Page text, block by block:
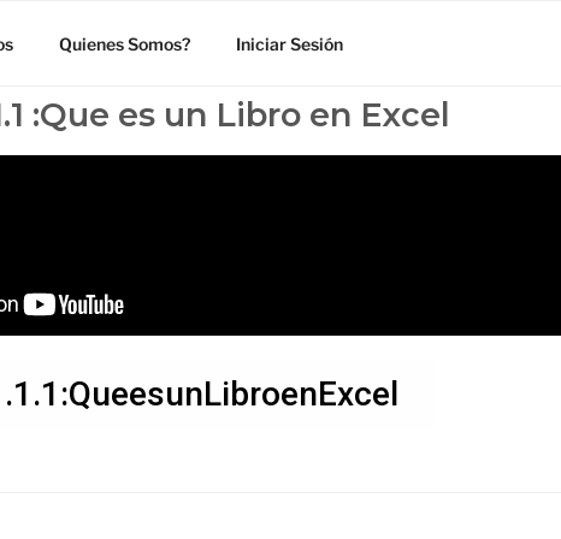
Quienes Somos? Iniciar Sesión
:Que es un Libro en Excel